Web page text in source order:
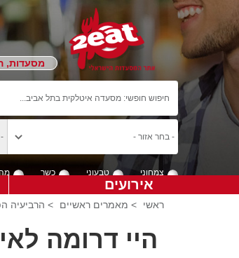
מסעדות,
צמחוני טבעוני כשר
אירועים
ראשי > מאמרים ראשיים > הרביעיה
היי דרומה